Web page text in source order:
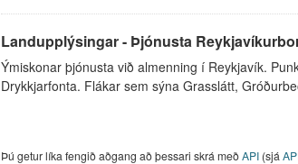
Landupplýsingar - Þjónusta
Ýmiskonar þjónusta við almenning í Reykjavík.
Drykkjarfonta. Flákar sem sýna Grasslátt,
Þú getur líka fengið aðgang að þessari skrá meðAPI(sjá